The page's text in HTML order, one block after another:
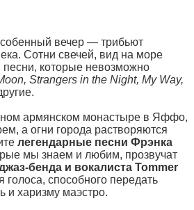
вечер — трибьют
Сотни свечей, вид на море
которые невозможно
Strangers in the Night, My Way,
армянском монастыре в Яффо,
а огни города растворяются
легендарные песни Фрэнка
мы знаем и любим, прозвучат
бенда и вокалиста Tommer
голоса, способного передать
и харизму маэстро.